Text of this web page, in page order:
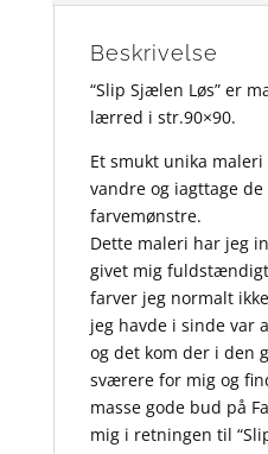
Beskrivelse
“Slip Sjælen Løs” er
lærred i str.90×90.
Et smukt unika
vandre og iagttage
farvemønstre.
Dette maleri har jeg
givet mig
farver jeg normalt
jeg havde i sinde var
og det kom der i den
sværere for mig og
masse gode bud på
mig i retningen til